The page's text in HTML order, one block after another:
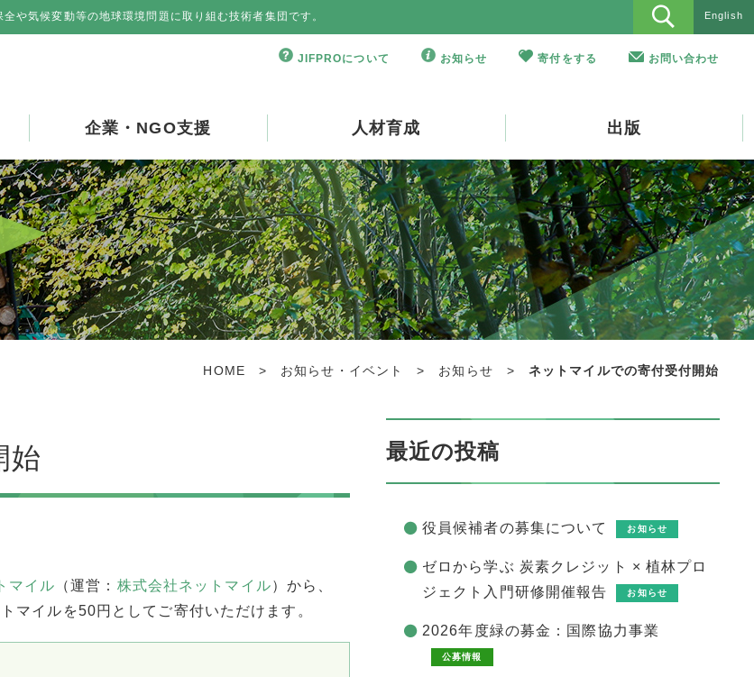
や気候変動等の地球環境問題に取り組む技術者集団です。 English
JIFPROについて お知らせ 寄付をする お問い合わせ
企業・NGO支援 人材育成 出版
HOME > お知らせ・イベント > お知らせ > ネットマイルでの寄付受付開始
始
マイル （運営： 株式会社ネットマイル）から、
マイルを50円としてご寄付いただけます。
最近の投稿
役員候補者の募集について お知らせ
ゼロから学ぶ 炭素クレジット × 植林プロ
ジェクト入門研修開催報告
お知らせ
2026年度緑の募金：国際協力事業
公募情報